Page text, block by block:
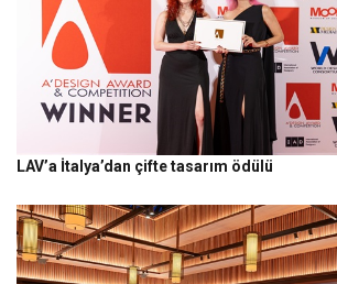
LAV’a İtalya’dan çifte tasarım ödülü